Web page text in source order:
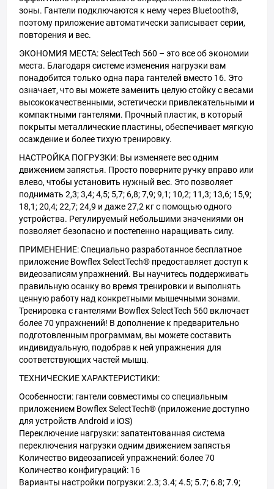
зоны. Гантели подключаются к нему через Bluetooth®,
поэтому приложение автоматически записывает серии,
повторения и вес.
ЭКОНОМИЯ МЕСТА: SelectTech 560 – это все об экономии
места. Благодаря системе изменения нагрузки вам
понадобится только одна пара гантелей вместо 16. Это
означает, что вы можете заменить целую стойку с весами
высококачественными, эстетически привлекательными и
компактными гантелями. Прочный пластик, в который
покрыты металлические пластины, обеспечивает мягкую
осаждение и более тихую тренировку.
НАСТРОЙКА ПОГРУЗКИ: Вы изменяете вес одним
движением запястья. Просто поверните ручку вправо или
влево, чтобы установить нужный вес. Это позволяет
поднимать 2,3; 3,4; 4,5; 5,7; 6,8; 7,9; 9,1; 10,2; 11,3; 13,6; 15,9;
18,1; 20,4; 22,7; 24,9 и даже 27,2 кг с помощью одного
устройства. Регулируемый небольшими значениями он
позволяет безопасно и постепенно наращивать силу.
ПРИМЕНЕНИЕ: Специально разработанное бесплатное
приложение Bowflex SelectTech® предоставляет доступ к
видеозаписям упражнений. Вы научитесь поддерживать
правильную осанку во время тренировки и выполнять
ценную работу над конкретными мышечными зонами.
Тренировка с гантелями Bowflex SelectTech 560 включает
более 70 упражнений! В дополнение к предварительно
подготовленным программам, вы можете составить
индивидуальную, подобрав к ней упражнения для
соответствующих частей мышц.
ТЕХНИЧЕСКИЕ ХАРАКТЕРИСТИКИ:
Особенности: гантели совместимы со специальным
приложением Bowflex SelectTech® (приложение доступно
для устройств Android и iOS)
Переключение нагрузки: запатентованная система
переключения нагрузки одним движением запястья
Количество видеозаписей упражнений: более 70
Количество конфигураций: 16
Варианты настройки погрузки: 2.3; 3.4; 4.5; 5.7; 6.8; 7.9;